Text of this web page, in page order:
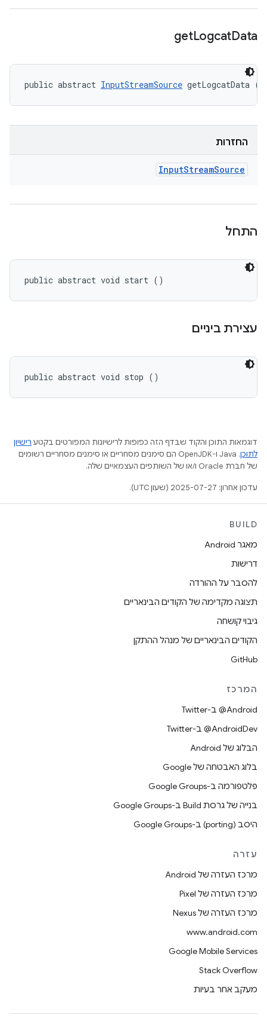
getLogcatData
public abstract InputStreamSource getLogcatData ()
החזרות
InputStreamSource
התחל
public abstract void start ()
עצירת ביניים
public abstract void stop ()
דוגמאות התוכן והקוד שבדף הזה כפופות לרישיונות המפורטים בקטע רישיון
לתוכן
.‏ Java ו-OpenJDK הם סימנים מסחריים או סימנים מסחריים רשומים
של חברת Oracle ו/או של השותפים העצמאיים שלה.
עדכון אחרון: 2025-07-27 (שעון UTC).
BUILD
מאגר Android
דרישות
להסבר על ההורדה
תצוגה מקדימה של הקודים הבינאריים
גיבוי קושחה
הקודים הבינאריים של מנהל ההתקן
GitHub
המרכז
‎@Android ב-Twitter
‎@AndroidDev ב-Twitter
הבלוג של Android
בלוג האבטחה של Google
פלטפורמה ב-Google Groups
בנייה של גרסת Build ב-Google Groups
היסב (porting) ב-Google Groups
עזרה
מרכז העזרה של Android
מרכז העזרה של Pixel
מרכז העזרה של Nexus
www.android.com
Google Mobile Services
Stack Overflow
מעקב אחר בעיות